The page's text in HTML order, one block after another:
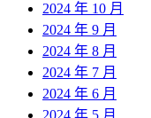
2024 年 10 月
2024 年 9 月
2024 年 8 月
2024 年 7 月
2024 年 6 月